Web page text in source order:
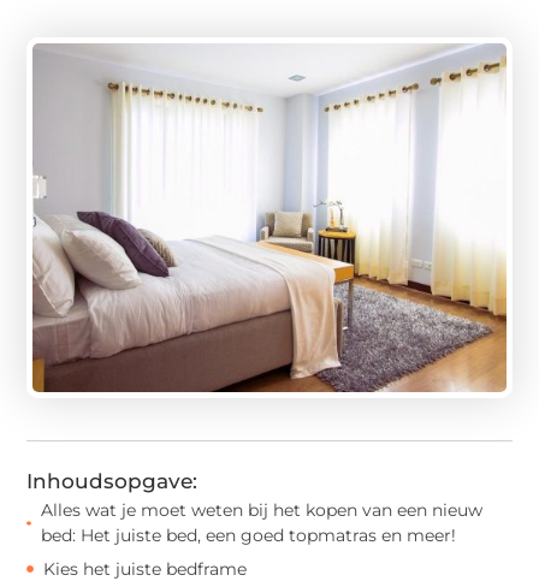
Inhoudsopgave:
Alles wat je moet weten bij het kopen van een nieuw
bed: Het juiste bed, een goed topmatras en meer!
Kies het juiste bedframe